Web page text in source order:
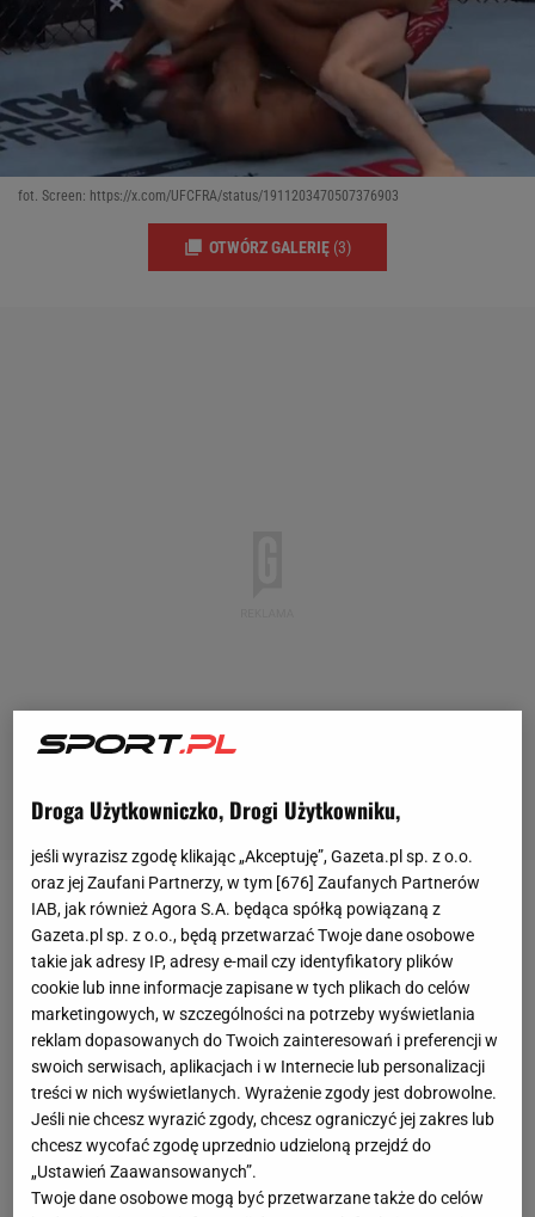
fot. Screen: https://x.com/UFCFRA/status/1911203470507376903
OTWÓRZ GALERIĘ (3)
Choć swego czasu Michał Oleksiejczuk był dużą
polską nadzieją wUFC, ostatnie dwa lata były dla
niego nieudane, a zwłaszcza 2024 rok. Polak poniósł
w nim aż trzy porażki w wadze średniej. W
pierwszych rundach poddawali go Michel Pereira
(31-12) i Kevin Holland (27-13), a w swojej ostatniej
walce stoczył zacięty bój z jednookim Rosjaninem
Sharabudtinem Magomedovem (15-1), którą jednak
zasłużenie przegrał na punkty. Warto dodać, że
Droga Użytkowniczko, Drogi Użytkowniku,
jeśli wyrazisz zgodę klikając „Akceptuję”, Gazeta.pl sp. z o.o.
oraz jej Zaufani Partnerzy, w tym [676] Zaufanych Partnerów
IAB, jak również Agora S.A. będąca spółką powiązaną z
Gazeta.pl sp. z o.o., będą przetwarzać Twoje dane osobowe
takie jak adresy IP, adresy e-mail czy identyfikatory plików
cookie lub inne informacje zapisane w tych plikach do celów
marketingowych, w szczególności na potrzeby wyświetlania
reklam dopasowanych do Twoich zainteresowań i preferencji w
swoich serwisach, aplikacjach i w Internecie lub personalizacji
treści w nich wyświetlanych. Wyrażenie zgody jest dobrowolne.
Jeśli nie chcesz wyrazić zgody, chcesz ograniczyć jej zakres lub
chcesz wycofać zgodę uprzednio udzieloną przejdź do
„Ustawień Zaawansowanych”.
Twoje dane osobowe mogą być przetwarzane także do celów